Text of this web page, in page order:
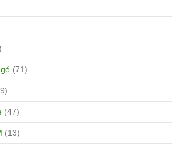
(71)
(47)
(13)